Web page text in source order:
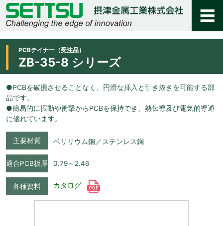
PCBテイナー（受注品）
ZB-35-8 シリーズ
●PCBを破損させることなく、円滑な挿入と引き抜きを可能する部
品です。
●簡易的に振動や衝撃からPCBを保持でき、熱伝導及び電気的導通
に優れています。
主要材質 ベリリウム銅／ステンレス鋼
適合PCB板厚 0.79～2.46
各種資料 カタログ